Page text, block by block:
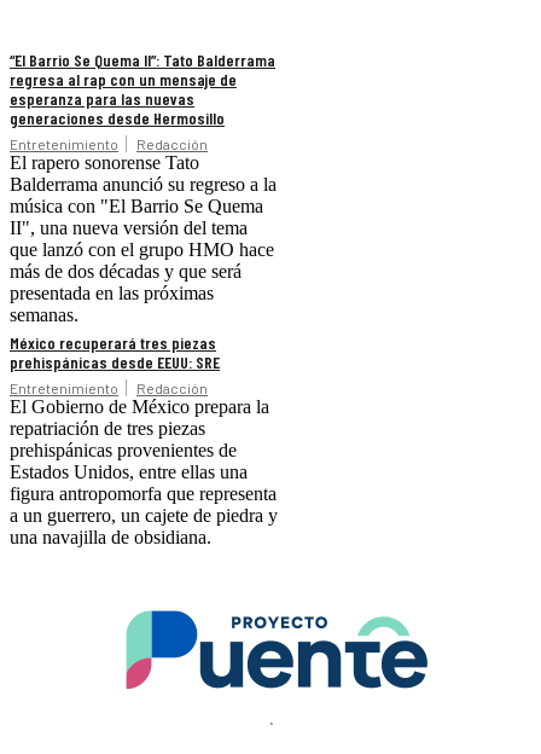
“El Barrio Se Quema II”: Tato Balderrama
regresa al rap con un mensaje de
esperanza para las nuevas
generaciones desde Hermosillo
Entretenimiento Redacción
El rapero sonorense Tato
Balderrama anunció su regreso a la
música con "El Barrio Se Quema
II", una nueva versión del tema
que lanzó con el grupo HMO hace
más de dos décadas y que será
presentada en las próximas
semanas.
México recuperará tres piezas
prehispánicas desde EEUU: SRE
Entretenimiento Redacción
El Gobierno de México prepara la
repatriación de tres piezas
prehispánicas provenientes de
Estados Unidos, entre ellas una
figura antropomorfa que representa
a un guerrero, un cajete de piedra y
una navajilla de obsidiana.
.